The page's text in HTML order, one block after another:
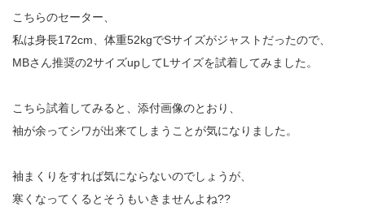
こちらのセーター、
私は身長172cm、体重52kgでSサイズがジャストだったので、
MBさん推奨の2サイズupしてLサイズを試着してみました。
こちら試着してみると、添付画像のとおり、
袖が余ってシワが出来てしまうことが気になりました。
袖まくりをすれば気にならないのでしょうが、
寒くなってくるとそうもいきませんよね??